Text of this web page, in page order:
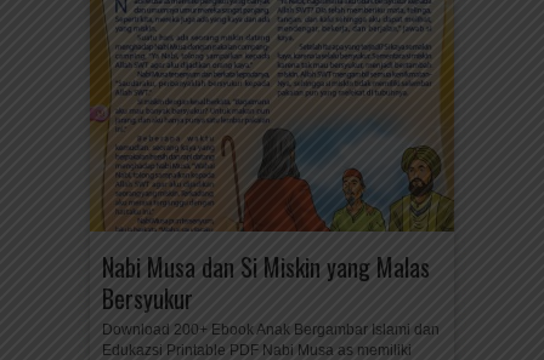
Nabi Musa dan Si Miskin yang Malas
Bersyukur
Download 200+ Ebook Anak Bergambar Islami dan
Edukazsi Printable PDF Nabi Musa as memiliki